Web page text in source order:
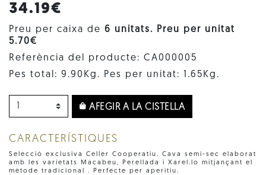
34.19€
Preu per caixa de 6 unitats. Preu per unitat
5.70€
Referència del producte: CA000005
Pes total: 9.90Kg. Pes per unitat: 1.65Kg.
AFEGIR A LA CISTELLA
CARACTERÍSTIQUES
Selecció exclusiva Celler Cooperatiu. Cava semi-sec elaborat
amb les varietats Macabeu, Perellada i Xarel.lo mitjançant el
mètode tradicional . Perfecte per aperitiu.